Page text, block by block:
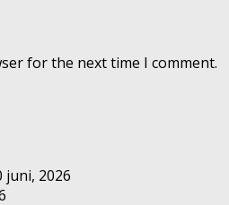
for the next time I comment.
juni, 2026